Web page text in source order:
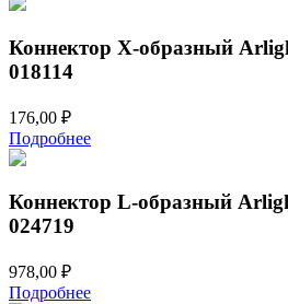
Коннектор Х-образный
018114
176,00 ₽
Подробнее
Коннектор L-образный
024719
978,00 ₽
Подробнее